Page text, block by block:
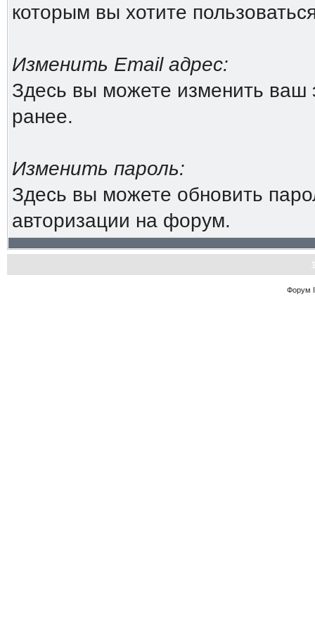
которым вы хотите
Изменить Email адрес:
Здесь вы можете изменить ваш
ранее.
Изменить пароль:
Здесь вы можете обновить
авторизации на форум.
Форум